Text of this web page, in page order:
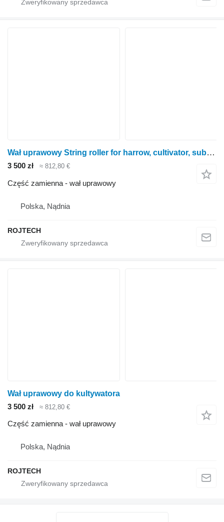
Wał uprawowy String roller for harrow, cultivator, subsoiler / Wał do kultywatora
3 500 zł ≈ 812,80 €
Część zamienna - wał uprawowy
Polska, Nądnia
ROJTECH
Wał uprawowy do kultywatora
3 500 zł
≈ 812,80 €
Część zamienna - wał uprawowy
Polska, Nądnia
ROJTECH